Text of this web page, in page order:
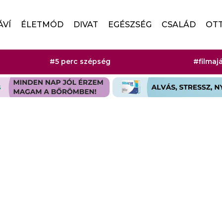
ÉLETMÓD DIVAT EGÉSZSÉG CSALÁD
#5 perc szépség